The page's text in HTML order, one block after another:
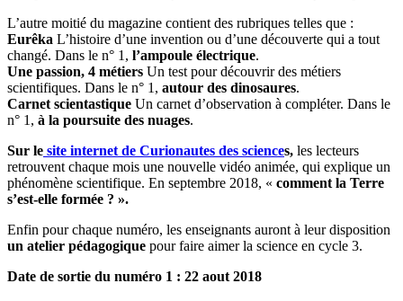
L’autre moitié du magazine contient des rubriques telles que :
Eurêka L’histoire d’une invention ou d’une découverte qui a tout
changé. Dans le n° 1, l’ampoule électrique.
Une passion, 4 métiers Un test pour découvrir des métiers
scientifiques. Dans le n° 1, autour des dinosaures.
Carnet scientastique Un carnet d’observation à compléter. Dans le
n° 1, à la poursuite des nuages.
Sur le site internet de Curionautes des sciences, les lecteurs
retrouvent chaque mois une nouvelle vidéo animée, qui explique un
phénomène scientifique. En septembre 2018, « comment la Terre
s’est-elle formée ? ».
Enfin pour chaque numéro, les enseignants auront à leur disposition
un atelier pédagogique pour faire aimer la science en cycle 3.
Date de sortie du numéro 1 : 22 aout 2018